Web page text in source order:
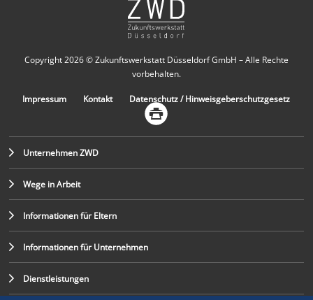
Copyright 2026 © Zukunftswerkstatt Düsseldorf GmbH – Alle Rechte
vorbehalten.
Impressum Kontakt Datenschutz / Hinweisgeberschutzgesetz
Unternehmen ZWD
Wege in Arbeit
Informationen für Eltern
Informationen für Unternehmen
Dienstleistungen